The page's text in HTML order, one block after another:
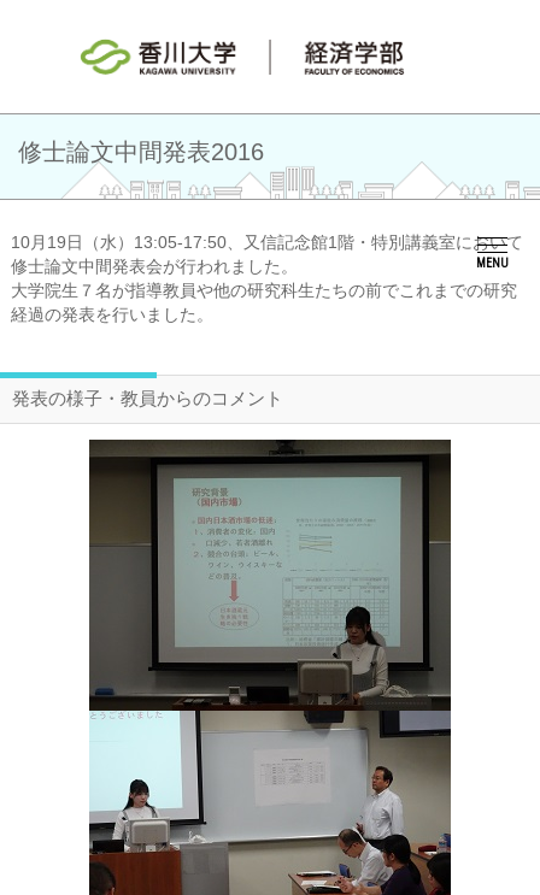
MENU
修士論文中間発表2016
10月19日（水）13:05-17:50、又信記念館1階・特別講義室において
修士論文中間発表会が行われました。
大学院生７名が指導教員や他の研究科生たちの前でこれまでの研究
経過の発表を行いました。
発表の様子・教員からのコメント